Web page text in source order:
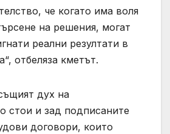
че когато има воля
на решения, могат
реални резултати в
отбеляза кметът.
дух на
стои и зад подписаните
договори, които